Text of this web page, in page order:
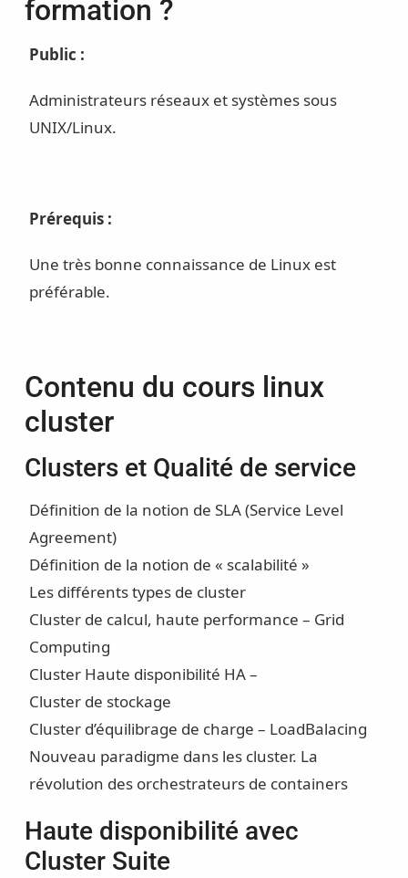
formation ?
Public :
Administrateurs réseaux et systèmes sous
UNIX/Linux.
Prérequis :
Une très bonne connaissance de Linux est
préférable.
Contenu du cours linux
cluster
Clusters et Qualité de service
Définition de la notion de SLA (Service Level
Agreement)
Définition de la notion de « scalabilité »
Les différents types de cluster
Cluster de calcul, haute performance – Grid
Computing
Cluster Haute disponibilité HA –
Cluster de stockage
Cluster d’équilibrage de charge – LoadBalacing
Nouveau paradigme dans les cluster. La
révolution des orchestrateurs de containers
Haute disponibilité avec
Cluster Suite